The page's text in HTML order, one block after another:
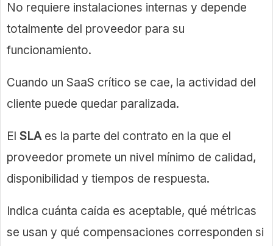
No requiere instalaciones internas y depende
totalmente del proveedor para su
funcionamiento.
Cuando un SaaS crítico se cae, la actividad del
cliente puede quedar paralizada.
El SLAes la parte del contrato en la que el
proveedor promete un nivel mínimo de calidad,
disponibilidad y tiempos de respuesta.
Indica cuánta caída es aceptable, qué métricas
se usan y qué compensaciones corresponden si